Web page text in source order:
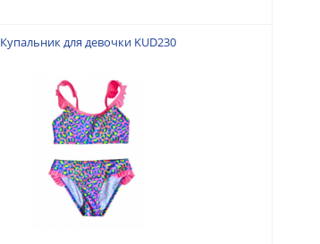
Купальник для девочки KUD230